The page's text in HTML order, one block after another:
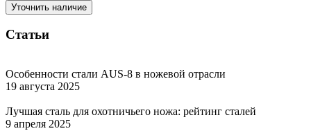
Уточнить наличие
Статьи
Особенности стали AUS-8 в ножевой отрасли
19 августа 2025
Лучшая сталь для охотничьего ножа: рейтинг сталей
9 апреля 2025